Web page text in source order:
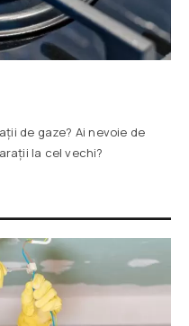
de gaze? Ai nevoie de
la cel vechi?